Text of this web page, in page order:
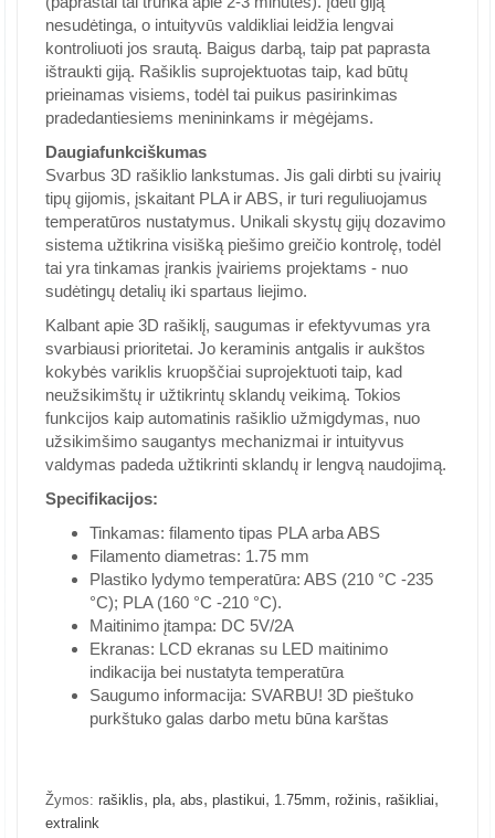
nesudėtinga, o intuityvūs valdikliai leidžia lengvai
kontroliuoti jos srautą. Baigus darbą, taip pat paprasta
ištraukti giją. Rašiklis suprojektuotas taip, kad būtų
prieinamas visiems, todėl tai puikus pasirinkimas
pradedantiesiems menininkams ir mėgėjams.
Daugiafunkciškumas
Svarbus 3D rašiklio lankstumas. Jis gali dirbti su įvairių
tipų gijomis, įskaitant PLA ir ABS, ir turi reguliuojamus
temperatūros nustatymus. Unikali skystų gijų dozavimo
sistema užtikrina visišką piešimo greičio kontrolę, todėl
tai yra tinkamas įrankis įvairiems projektams - nuo
sudėtingų detalių iki spartaus liejimo.
Kalbant apie 3D rašiklį, saugumas ir efektyvumas yra
svarbiausi prioritetai. Jo keraminis antgalis ir aukštos
kokybės variklis kruopščiai suprojektuoti taip, kad
neužsikimštų ir užtikrintų sklandų veikimą. Tokios
funkcijos kaip automatinis rašiklio užmigdymas, nuo
užsikimšimo saugantys mechanizmai ir intuityvus
valdymas padeda užtikrinti sklandų ir lengvą naudojimą.
Specifikacijos:
Tinkamas: filamento tipas PLA arba ABS
Filamento diametras: 1.75 mm
Plastiko lydymo temperatūra: ABS (210 °C -235
°C); PLA (160 °C -210 °C).
Maitinimo įtampa: DC 5V/2A
Ekranas: LCD ekranas su LED maitinimo
indikacija bei nustatyta temperatūra
Saugumo informacija: SVARBU! 3D pieštuko
purkštuko galas darbo metu būna karštas
Žymos: rašiklis, pla, abs, plastikui, 1.75mm, rožinis, rašikliai,
extralink